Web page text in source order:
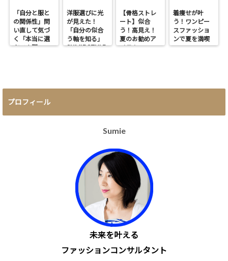
「自分と服と
の関係性」問
い直して気づ
く「本当に選
ぶべき服」
洋服選びに光
が見えた！
「自分の似合
う軸を知る」
SUMIE STYLE
【骨格ストレ
ート】似合
う！高見え！
夏のお勧めア
イテム
着痩せが叶
う！ワンピー
スファッショ
ンで夏を満喫
プロフィール
Sumie
未来を叶える
ファッションコンサルタント